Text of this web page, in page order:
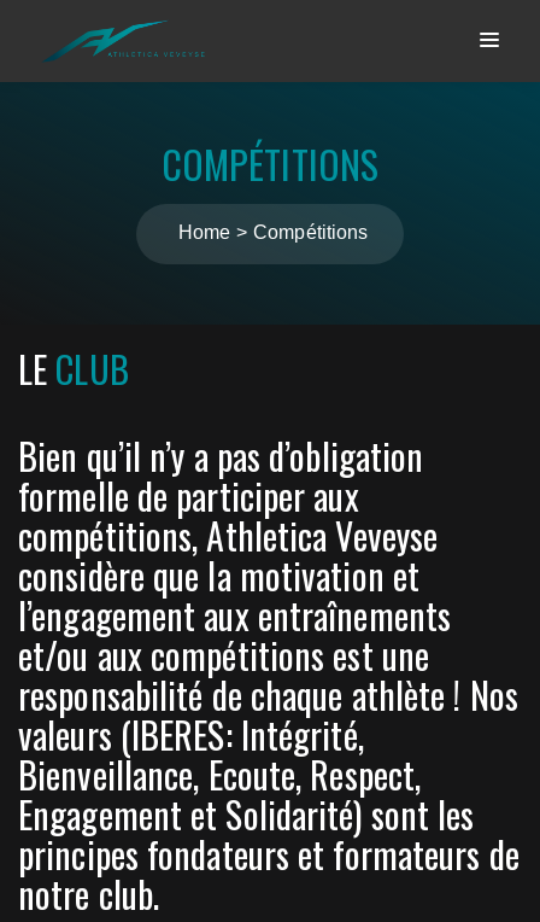
COMPÉTITIONS
Home Compétitions
LECLUB
Bien qu’il n’y a pas d’obligation
formelle de participer aux
compétitions, Athletica Veveyse
considère que la motivation et
l’engagement aux entraînements
et/ou aux compétitions est une
responsabilité de chaque athlète ! Nos
valeurs (IBERES: Intégrité,
Bienveillance, Ecoute, Respect,
Engagement et Solidarité) sont les
principes fondateurs et formateurs de
notre club.